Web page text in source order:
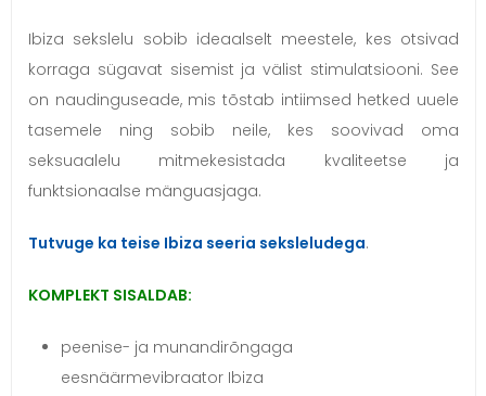
Ibiza sekslelu sobib ideaalselt meestele, kes otsivad
korraga sügavat sisemist ja välist stimulatsiooni. See
on naudinguseade, mis tõstab intiimsed hetked uuele
tasemele ning sobib neile, kes soovivad oma
seksuaalelu mitmekesistada kvaliteetse ja
funktsionaalse mänguasjaga.
Tutvuge ka teise Ibiza seeria seksleludega.
KOMPLEKT SISALDAB:
peenise- ja munandirõngaga
eesnäärmevibraator Ibiza